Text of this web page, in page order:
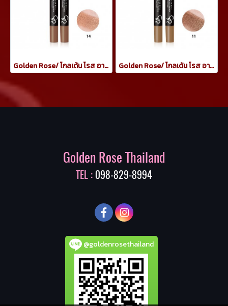
Golden Rose/ โกลเด้น โรส อายแชโดว์ เครยอน กันน้ำ 3.5 กรัม ทาเปลือกตา สีน้ำตาล copper Golden Rose/ โกลเด้น โรส อายแชโดว์ เครยอน กันน้ำ 3.5 กรัม ทาเปลือกตา สีน้ำตาลเข้ม
Golden Rose Thailand
TEL : 098-829-8994
@goldenrosethailand